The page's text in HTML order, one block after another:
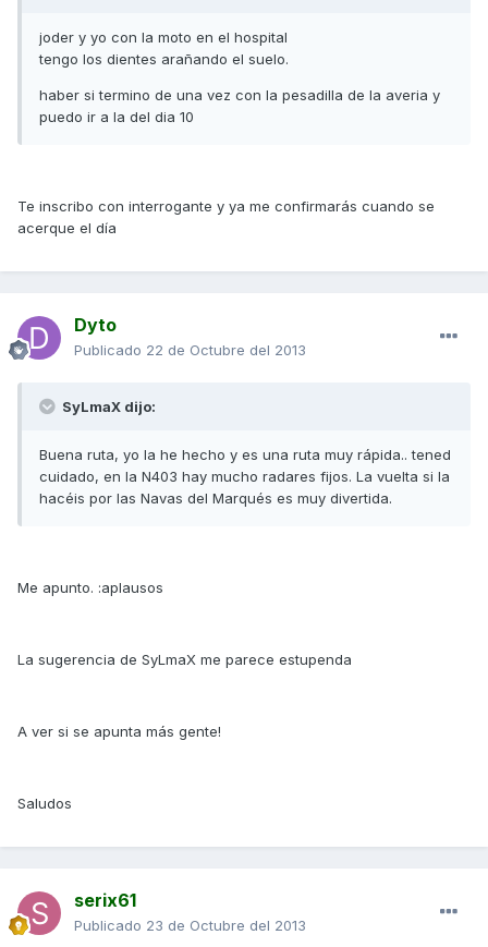
joder y yo con la moto en el hospital
tengo los dientes arañando el suelo.
haber si termino de una vez con la pesadilla de la averia y
puedo ir a la del dia 10
Te inscribo con interrogante y ya me confirmarás cuando se
acerque el día
Dyto
Publicado 22 de Octubre del 2013
SyLmaX dijo:
Buena ruta, yo la he hecho y es una ruta muy rápida.. tened
cuidado, en la N403 hay mucho radares fijos. La vuelta si la
hacéis por las Navas del Marqués es muy divertida.
Me apunto. :aplausos
La sugerencia de SyLmaX me parece estupenda
A ver si se apunta más gente!
Saludos
serix61
Publicado 23 de Octubre del 2013